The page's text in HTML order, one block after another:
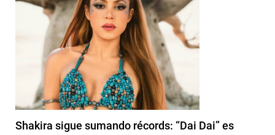
Shakira sigue sumando récords: “Dai Dai” es